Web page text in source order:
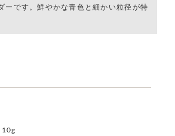
ーです。鮮やかな青色と細かい粒径が特